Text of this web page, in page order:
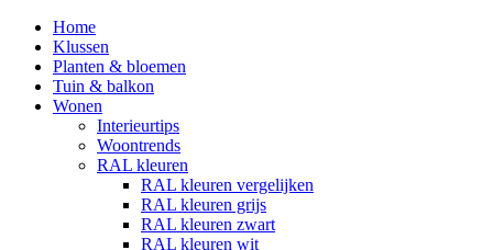
Home
Klussen
Planten & bloemen
Tuin & balkon
Wonen
Interieurtips
Woontrends
RAL kleuren
RAL kleuren vergelijken
RAL kleuren grijs
RAL kleuren zwart
RAL kleuren wit